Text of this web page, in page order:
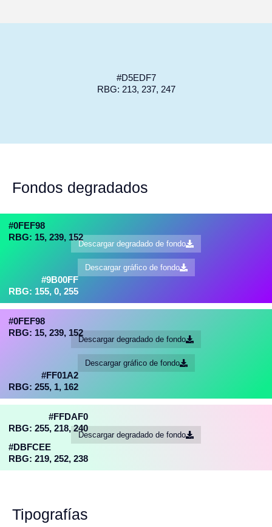
#D5EDF7
RBG: 213, 237, 247
Fondos degradados
#0FEF98
RBG: 15, 239, 152
Descargar degradado de fondo
Descargar gráfico de fondo
#9B00FF
RBG: 155, 0, 255
#0FEF98
RBG: 15, 239, 152
#FF01A2
RBG: 255, 1, 162
Descargar degradado de fondo
Descargar gráfico de fondo
#DBFCEE
RBG: 219, 252, 238
#FFDAF0
RBG: 255, 218, 240
Descargar degradado de fondo
Tipografías